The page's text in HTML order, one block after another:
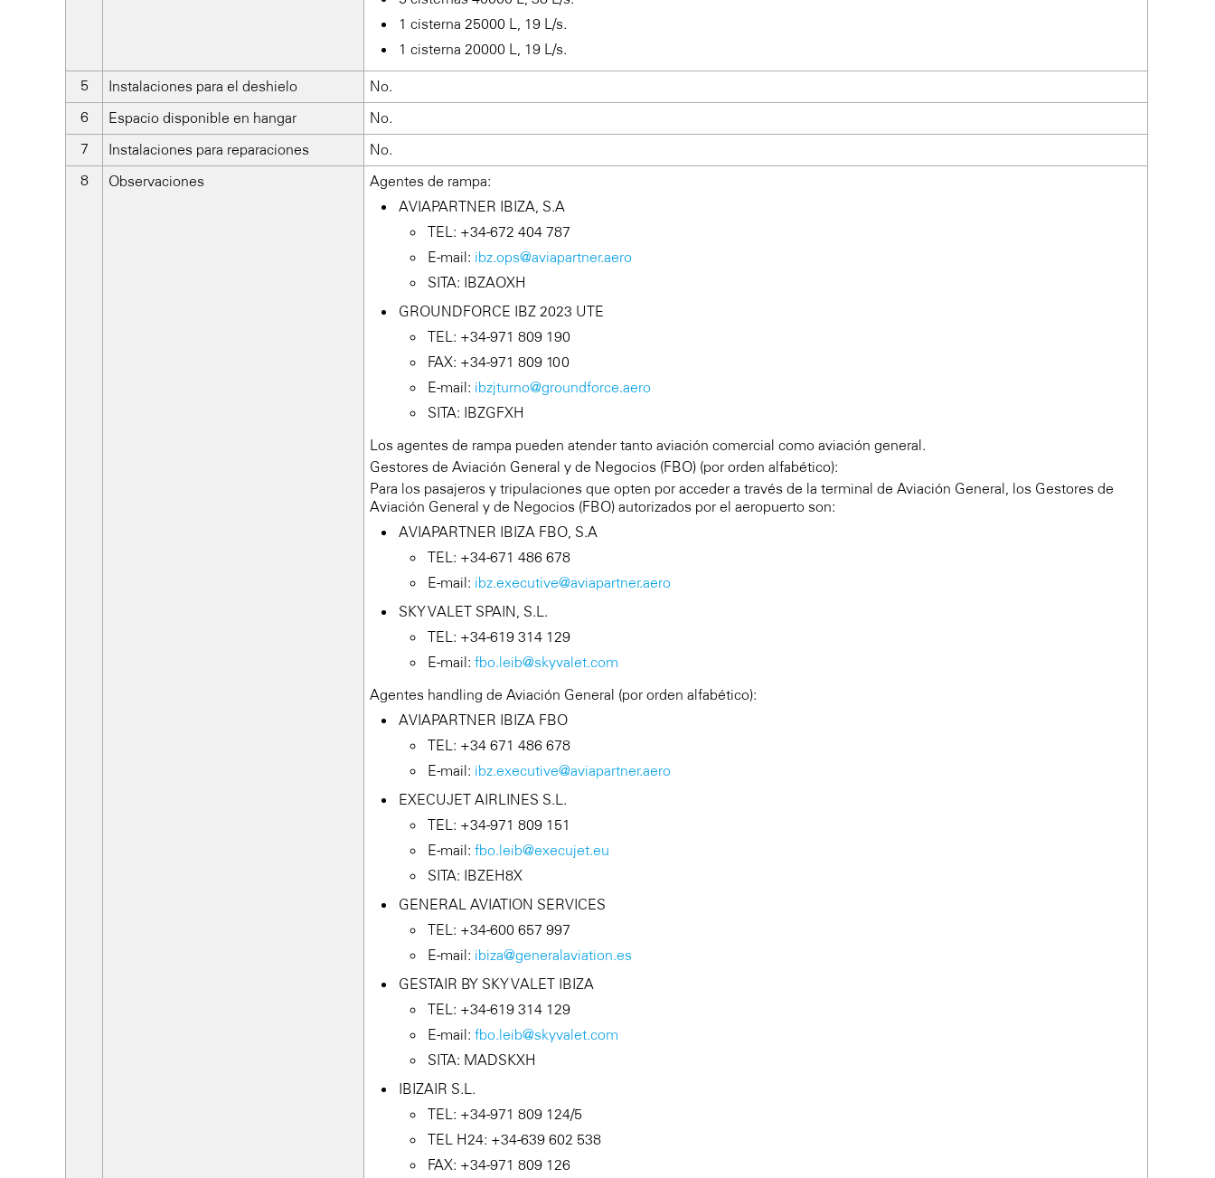
1 cisterna 25000 L, 19 L/s.
1 cisterna 20000 L, 19 L/s.
Instalaciones para el deshielo
No.
Espacio disponible en hangar
No.
Instalaciones para reparaciones
No.
Observaciones
Agentes de rampa:
AVIAPARTNER IBIZA, S.A
TEL: +34-672 404 787
E-mail: ibz.ops@aviapartner.aero
SITA: IBZAOXH
GROUNDFORCE IBZ 2023 UTE
TEL: +34-971 809 190
FAX: +34-971 809 100
E-mail: ibzjturno@groundforce.aero
SITA: IBZGFXH
Los agentes de rampa pueden atender tanto aviación comercial como aviación general.
Gestores de Aviación General y de Negocios (FBO) (por orden alfabético):
Para los pasajeros y tripulaciones que opten por acceder a través de la terminal de Aviación General, los Gestores de
Aviación General y de Negocios (FBO) autorizados por el aeropuerto son:
AVIAPARTNER IBIZA FBO, S.A
TEL: +34-671 486 678
E-mail: ibz.executive@aviapartner.aero
SKY VALET SPAIN, S.L.
TEL: +34-619 314 129
E-mail: fbo.leib@skyvalet.com
Agentes handling de Aviación General (por orden alfabético):
AVIAPARTNER IBIZA FBO
TEL: +34 671 486 678
E-mail: ibz.executive@aviapartner.aero
EXECUJET AIRLINES S.L.
TEL: +34-971 809 151
E-mail: fbo.leib@execujet.eu
SITA: IBZEH8X
GENERAL AVIATION SERVICES
TEL: +34-600 657 997
E-mail: ibiza@generalaviation.es
GESTAIR BY SKY VALET IBIZA
TEL: +34-619 314 129
E-mail: fbo.leib@skyvalet.com
SITA: MADSKXH
IBIZAIR S.L.
TEL: +34-971 809 124/5
TEL H24: +34-639 602 538
FAX: +34-971 809 126